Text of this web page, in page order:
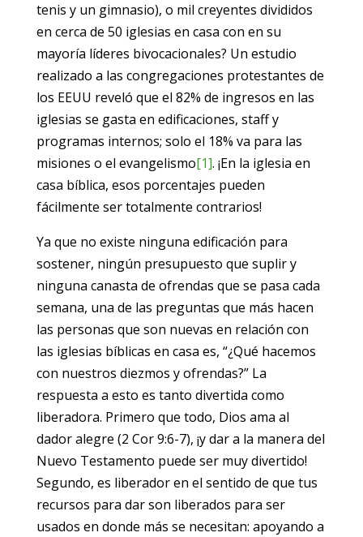
tenis y un gimnasio), o mil creyentes divididos
en cerca de 50 iglesias en casa con en su
mayoría líderes bivocacionales? Un estudio
realizado a las congregaciones protestantes de
los EEUU reveló que el 82% de ingresos en las
iglesias se gasta en edificaciones, staff y
programas internos; solo el 18% va para las
misiones o el evangelismo[1]. ¡En la iglesia en
casa bíblica, esos porcentajes pueden
fácilmente ser totalmente contrarios!
Ya que no existe ninguna edificación para
sostener, ningún presupuesto que suplir y
ninguna canasta de ofrendas que se pasa cada
semana, una de las preguntas que más hacen
las personas que son nuevas en relación con
las iglesias bíblicas en casa es, “¿Qué hacemos
con nuestros diezmos y ofrendas?” La
respuesta a esto es tanto divertida como
liberadora. Primero que todo, Dios ama al
dador alegre (2 Cor 9:6-7), ¡y dar a la manera del
Nuevo Testamento puede ser muy divertido!
Segundo, es liberador en el sentido de que tus
recursos para dar son liberados para ser
usados en donde más se necesitan: apoyando a